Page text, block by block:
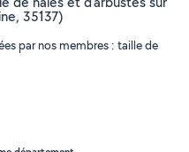
35137)
par nos membres : taille de